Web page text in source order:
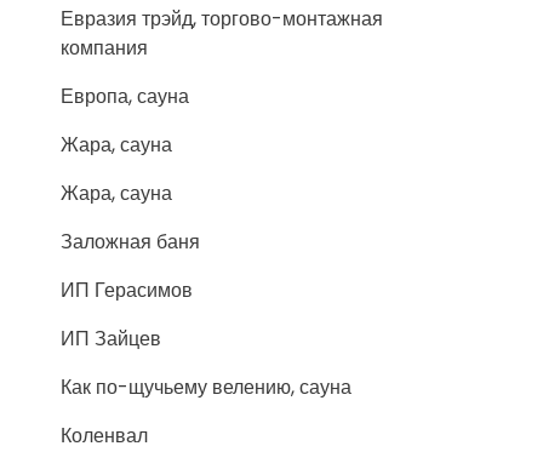
Евразия трэйд, торгово-монтажная
компания
Европа, сауна
Жара, сауна
Жара, сауна
Заложная баня
ИП Герасимов
ИП Зайцев
Как по-щучьему велению, сауна
Коленвал